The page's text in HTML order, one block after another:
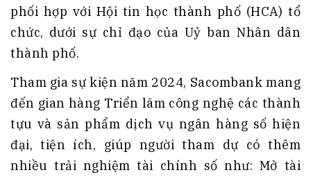
phối hợp với Hội tin học thành phố (HCA) tổ
chức, dưới sự chỉ đạo của Uỷ ban Nhân dân
thành phố.
Tham gia sự kiện năm 2024, Sacombank mang
đến gian hàng Triển lãm công nghệ các thành
tựu và sản phẩm dịch vụ ngân hàng số hiện
đại, tiện ích, giúp người tham dự có thêm
nhiều trải nghiệm tài chính số như: Mở tài